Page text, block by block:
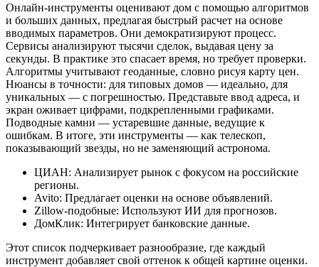
Онлайн-инструменты оценивают дом с помощью алгоритмов
и больших данных, предлагая быстрый расчет на основе
вводимых параметров. Они демократизируют процесс.
Сервисы анализируют тысячи сделок, выдавая цену за
секунды. В практике это спасает время, но требует проверки.
Алгоритмы учитывают геоданные, словно рисуя карту цен.
Нюансы в точности: для типовых домов — идеально, для
уникальных — с погрешностью. Представьте ввод адреса, и
экран оживает цифрами, подкрепленными графиками.
Подводные камни — устаревшие данные, ведущие к
ошибкам. В итоге, эти инструменты — как телескоп,
показывающий звезды, но не заменяющий астронома.
ЦИАН: Анализирует рынок с фокусом на российские
регионы.
Avito: Предлагает оценки на основе объявлений.
Zillow-подобные: Используют ИИ для прогнозов.
ДомКлик: Интегрирует банковские данные.
Этот список подчеркивает разнообразие, где каждый
инструмент добавляет свой оттенок к общей картине оценки.